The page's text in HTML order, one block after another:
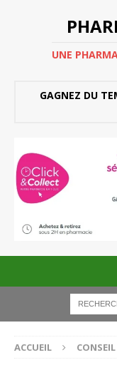
UNE
GAGNEZ DU
ACCUEIL CONSEIL